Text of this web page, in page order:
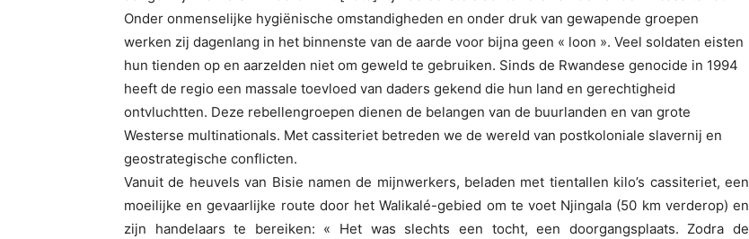
Onder onmenselijke hygiënische omstandigheden en onder druk van gewapende groepen
werken zij dagenlang in het binnenste van de aarde voor bijna geen « loon ». Veel soldaten eisten
hun tienden op en aarzelden niet om geweld te gebruiken. Sinds de Rwandese genocide in 1994
heeft de regio een massale toevloed van daders gekend die hun land en gerechtigheid
ontvluchtten. Deze rebellengroepen dienen de belangen van de buurlanden en van grote
Westerse multinationals. Met cassiteriet betreden we de wereld van postkoloniale slavernij en
geostrategische conflicten.
Vanuit de heuvels van Bisie namen de mijnwerkers, beladen met tientallen kilo’s cassiteriet, een
moeilijke en gevaarlijke route door het Walikalé-gebied om te voet Njingala (50 km verderop) en
zijn handelaars te bereiken: « Het was slechts een tocht, een doorgangsplaats. Zodra de